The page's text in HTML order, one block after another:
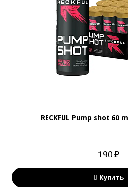
RECKFUL Pump shot 60
190 ₽
Купить